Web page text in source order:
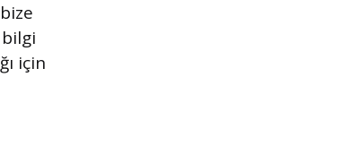
için